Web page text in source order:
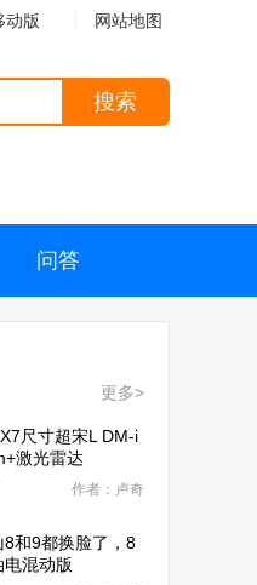
动版 网站地图
搜索
问答
更多>
尺寸超宋L DM-i
激光雷达
作者：卢奇
8和9都换脸了，8
混动版